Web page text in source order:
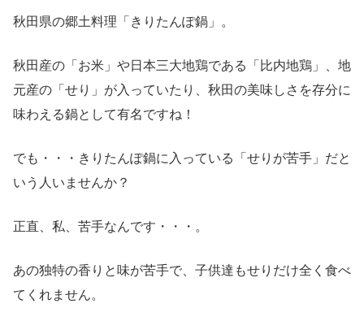
秋田県の郷土料理「きりたんぽ鍋」。
秋田産の「お米」や日本三大地鶏である「比内地鶏」、地
元産の「せり」が入っていたり、秋田の美味しさを存分に
味わえる鍋として有名ですね！
でも・・・きりたんぽ鍋に入っている「せりが苦手」だと
いう人いませんか？
正直、私、苦手なんです・・・。
あの独特の香りと味が苦手で、子供達もせりだけ全く食べ
てくれません。